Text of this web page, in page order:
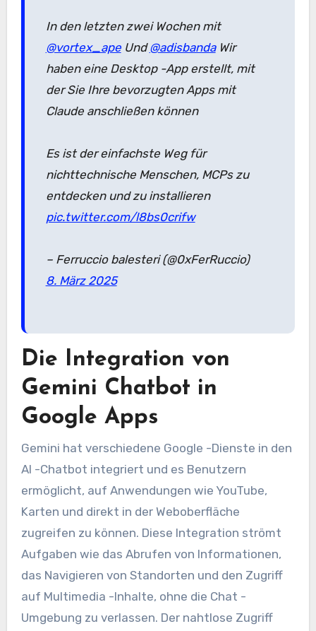
In den letzten zwei Wochen mit
@vortex_apeUnd@adisbandaWir
haben eine Desktop -App erstellt, mit
der Sie Ihre bevorzugten Apps mit
Claude anschließen können
Es ist der einfachste Weg für
nichttechnische Menschen, MCPs zu
entdecken und zu installieren
pic.twitter.com/l8bs0crifw
– Ferruccio balesteri (@0xFerRuccio)
8. März 2025
Die Integration von
Gemini Chatbot in
Google Apps
Gemini hat verschiedene Google -Dienste in den
AI -Chatbot integriert und es Benutzern
ermöglicht, auf Anwendungen wie YouTube,
Karten und direkt in der Weboberfläche
zugreifen zu können. Diese Integration strömt
Aufgaben wie das Abrufen von Informationen,
das Navigieren von Standorten und den Zugriff
auf Multimedia -Inhalte, ohne die Chat -
Umgebung zu verlassen. Der nahtlose Zugriff